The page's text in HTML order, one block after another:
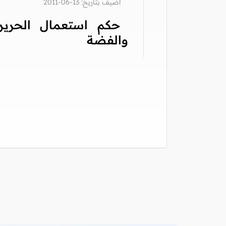
أضيف بتاريخ: 13-06-2011
حكم استعمال الحرير
والفضة